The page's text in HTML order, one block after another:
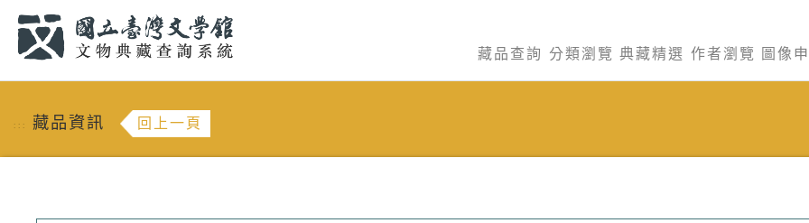
藏品查詢 分類瀏覽 典藏精選 作者瀏覽 圖像
::: 藏品資訊 回上一頁